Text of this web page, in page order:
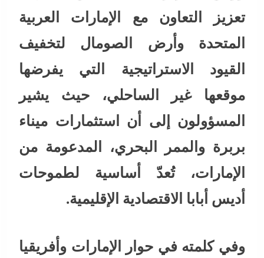
تعزيز التعاون مع الإمارات العربية
المتحدة وأرض الصومال لتخفيف
القيود الاستراتيجية التي يفرضها
موقعها غير الساحلي، حيث يشير
المسؤولون إلى أن استثمارات ميناء
بربرة والممر البحري، المدعومة من
الإمارات، تُعدّ أساسية لطموحات
أديس أبابا الاقتصادية الإقليمية.
وفي كلمته في حوار الإمارات وأفريقيا